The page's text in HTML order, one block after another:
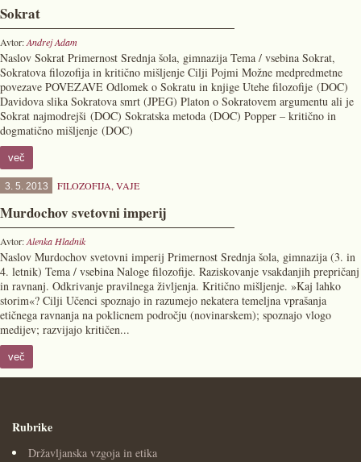
Sokrat
Avtor:Andrej Adam
Naslov Sokrat Primernost Srednja šola, gimnazija Tema / vsebina Sokrat,
Sokratova filozofija in kritično mišljenje Cilji Pojmi Možne medpredmetne
povezave POVEZAVE Odlomek o Sokratu in knjige Utehe filozofije (DOC)
Davidova slika Sokratova smrt (JPEG) Platon o Sokratovem argumentu ali je
Sokrat najmodrejši (DOC) Sokratska metoda (DOC) Popper – kritično in
dogmatično mišljenje (DOC)
več
3. 5. 2013 FILOZOFIJA, VAJE
Murdochov svetovni imperij
Avtor:Alenka Hladnik
Naslov Murdochov svetovni imperij Primernost Srednja šola, gimnazija (3. in
4. letnik) Tema / vsebina Naloge filozofije. Raziskovanje vsakdanjih prepričanj
in ravnanj. Odkrivanje pravilnega življenja. Kritično mišljenje. »Kaj lahko
storim«? Cilji Učenci spoznajo in razumejo nekatera temeljna vprašanja
etičnega ravnanja na poklicnem področju (novinarskem); spoznajo vlogo
medijev; razvijajo kritičen...
več
Rubrike
Državljanska vzgoja in etika